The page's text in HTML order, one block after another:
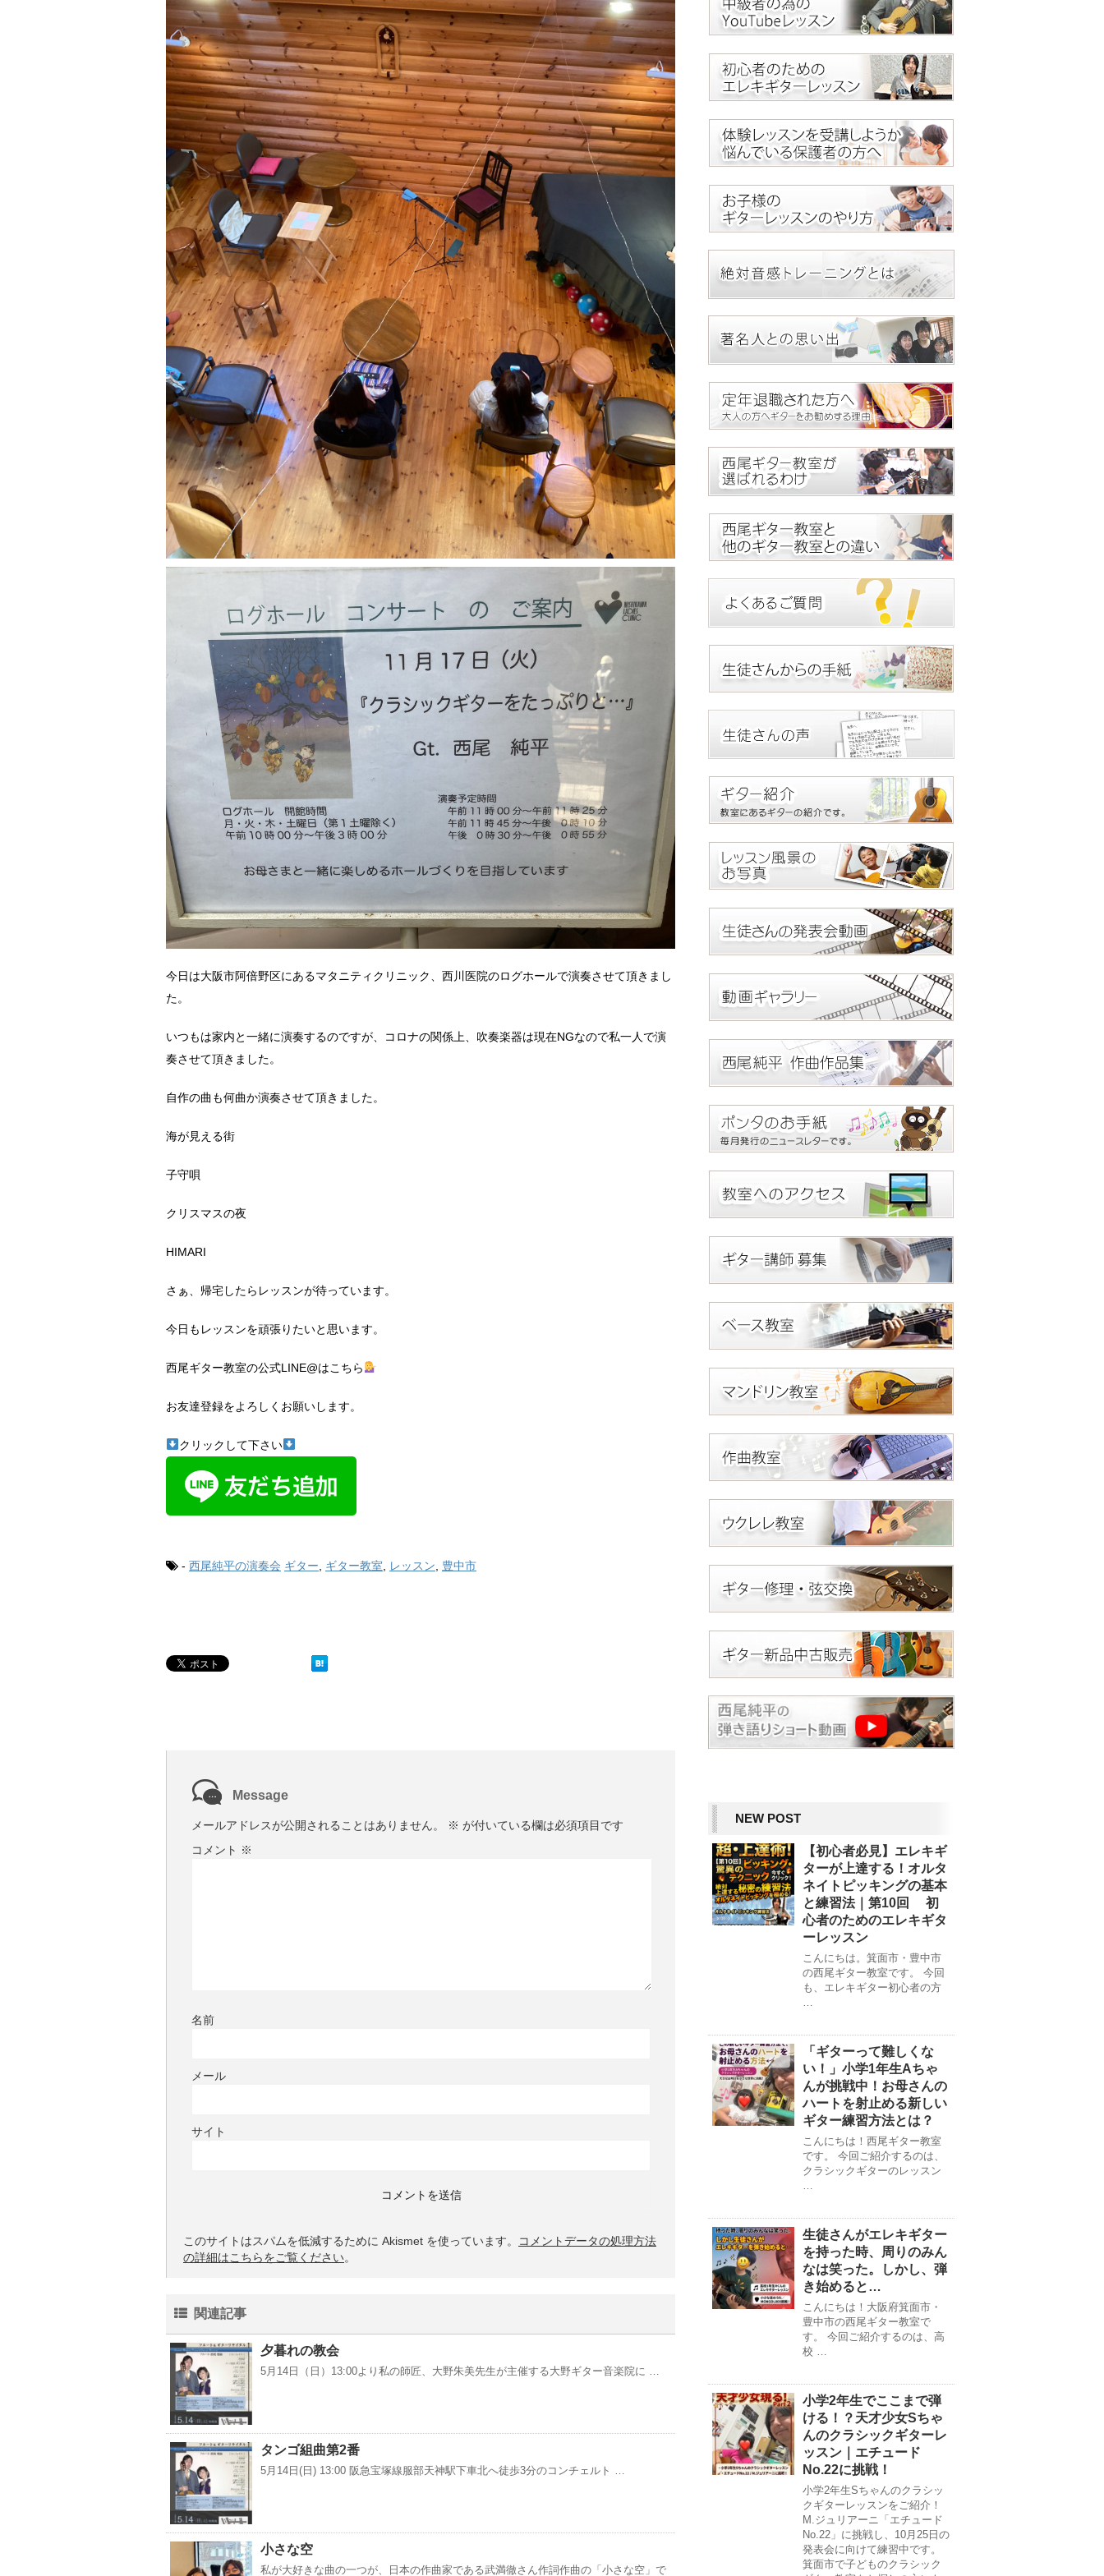
今日は大阪市阿倍野区にあるマタニティクリニック、西川医院のログホールで演奏させて頂きまし
た。
いつもは家内と一緒に演奏するのですが、コロナの関係上、吹奏楽器は現在NGなので私一人で演
奏させて頂きました。
自作の曲も何曲か演奏させて頂きました。
海が見える街
子守唄
クリスマスの夜
HIMARI
さぁ、帰宅したらレッスンが待っています。
今日もレッスンを頑張りたいと思います。
西尾ギター教室の公式LINE@はこちら
お友達登録をよろしくお願いします。
クリックして下さい
- 西尾純平の演奏会 ギター ギター教室 レッスン 豊中市
Message
メールアドレスが公開されることはありません。 ※ が付いている欄は必須項目です
コメント ※
名前
メール
サイト
このサイトはスパムを低減するために Akismet を使っています。
コメントデータの処理方法
の詳細はこちらをご覧ください。
関連記事
夕暮れの教会
5月14日（日）13:00より私の師匠、大野朱美先生が主催する大野ギター音楽院に …
タンゴ組曲第2番
5月14日(日) 13:00 阪急宝塚線服部天神駅下車北へ徒歩3分のコンチェルト …
小さな空
私が大好きな曲の一つが、日本の作曲家である武満徹さん作詞作曲の「小さな空」で
NEW POST
【初心者必見】エレキギ
ターが上達する！オルタ
ネイトピッキングの基本
と練習法｜第10回 初
心者のためのエレキギタ
ーレッスン
こんにちは。箕面市・豊中市
の西尾ギター教室です。 今回
も、エレキギター初心者の方
…
「ギターって難しくな
い！」小学1年生Aちゃ
んが挑戦中！お母さんの
ハートを射止める新しい
ギター練習方法とは？
こんにちは！西尾ギター教室
です。 今回ご紹介するのは、
クラシックギターのレッスン
…
生徒さんがエレキギター
を持った時、周りのみん
なは笑った。しかし、弾
き始めると…
こんにちは！大阪府箕面市・
豊中市の西尾ギター教室で
す。 今回ご紹介するのは、高
校 …
小学2年生でここまで弾
ける！？天才少女Sちゃ
んのクラシックギターレ
ッスン｜エチュード
No.22に挑戦！
小学2年生Sちゃんのクラシッ
クギターレッスンをご紹介！
M.ジュリアーニ「エチュード
No.22」に挑戦し、10月25日の
発表会に向けて練習中です。
箕面市で子どものクラシック